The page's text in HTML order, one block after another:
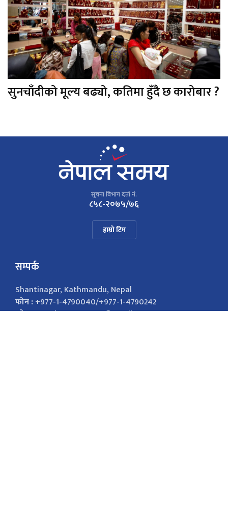
सुनचाँदीको मूल्य बढ्यो, कतिमा हुँदै छ कारोबार ?
सूचना विभाग दर्ता नं.
८५८-२०७५/७६
हाम्रो टिम
सम्पर्क
Shantinagar, Kathmandu, Nepal
फोन :+977-1-4790040/+977-1-4790242
इमेल :nepalsamayanews@gmail.com